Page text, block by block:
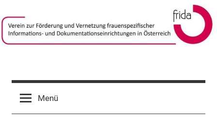
Inhalt
springen
frida-
verein
FörderungMenü